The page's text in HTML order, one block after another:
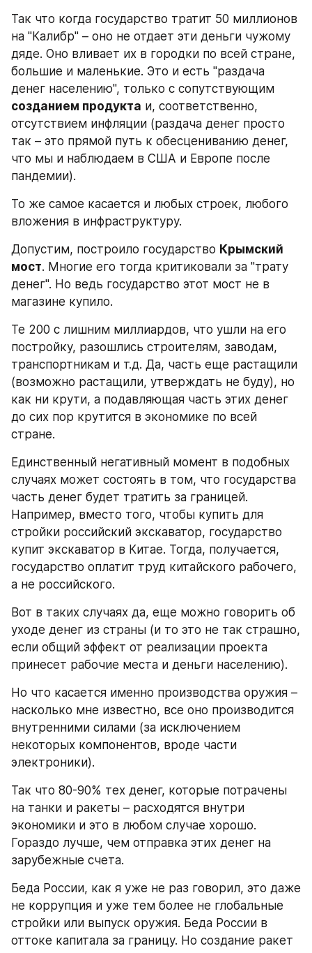
Так что когда государство тратит 50 миллионов
на "Калибр" – оно не отдает эти деньги чужому
дяде. Оно вливает их в городки по всей стране,
большие и маленькие. Это и есть "раздача
созданием продукта и, соответственно,
отсутствием инфляции (раздача денег просто
так – это прямой путь к обесцениванию денег,
что мы и наблюдаем в США и Европе после
пандемии).
То же самое касается и любых строек, любого
вложения в инфраструктуру.
Допустим, построило государство Крымский
мост. Многие его тогда критиковали за "трату
денег". Но ведь государство этот мост не в
магазине купило.
Те 200 с лишним миллиардов, что ушли на его
постройку, разошлись строителям, заводам,
транспортникам и т.д. Да, часть еще растащили
(возможно растащили, утверждать не буду), но
как ни крути, а подавляющая часть этих денег
до сих пор крутится в экономике по всей
стране.
Единственный негативный момент в подобных
случаях может состоять в том, что государства
часть денег будет тратить за границей.
Например, вместо того, чтобы купить для
стройки российский экскаватор, государство
купит экскаватор в Китае. Тогда, получается,
государство оплатит труд китайского рабочего,
а не российского.
Вот в таких случаях да, еще можно говорить об
уходе денег из страны (и то это не так страшно,
если общий эффект от реализации проекта
принесет рабочие места и деньги населению).
Но что касается именно производства оружия –
насколько мне известно, все оно производится
внутренними силами (за исключением
некоторых компонентов, вроде части
электроники).
Так что 80-90% тех денег, которые потрачены
на танки и ракеты – расходятся внутри
экономики и это в любом случае хорошо.
Гораздо лучше, чем отправка этих денег на
зарубежные счета.
Беда России, как я уже не раз говорил, это даже
не коррупция и уже тем более не глобальные
стройки или выпуск оружия. Беда России в
оттоке капитала за границу. Но создание ракет